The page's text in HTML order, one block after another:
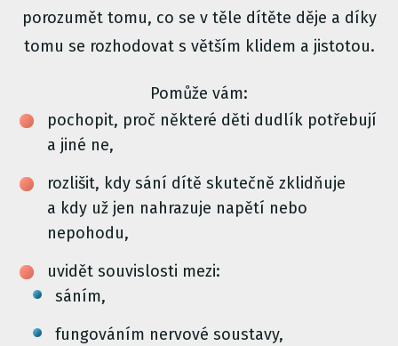
porozumět tomu, co se v těle dítěte děje a díky
tomu se rozhodovat s větším klidem a jistotou.
Pomůže vám:
pochopit, proč některé děti dudlík potřebují
a jiné ne,
rozlišit, kdy sání dítě skutečně zklidňuje
a kdy už jen nahrazuje napětí nebo
nepohodu,
uvidět souvislosti mezi:
sáním,
fungováním nervové soustavy,